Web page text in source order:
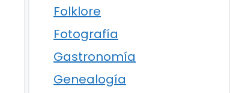
Folklore
Fotografía
Gastronomía
Genealogía